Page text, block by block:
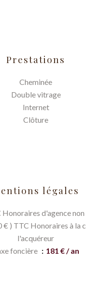
Prestations
Cheminée
Double vitrage
Internet
Clôture
légales
d'agence non
€ ) TTC Honoraires à la
l'acquéreur
foncière
181 € / an